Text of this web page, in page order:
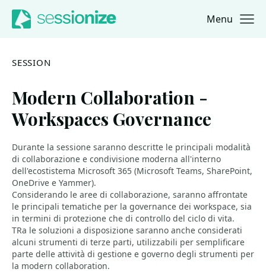
Jump to navigation
Jump to content Menu
SESSION
Modern Collaboration -
Workspaces Governance
Durante la sessione saranno descritte le principali modalità
di collaborazione e condivisione moderna all'interno
dell'ecostistema Microsoft 365 (Microsoft Teams, SharePoint,
OneDrive e Yammer).
Considerando le aree di collaborazione, saranno affrontate
le principali tematiche per la governance dei workspace, sia
in termini di protezione che di controllo del ciclo di vita.
TRa le soluzioni a disposizione saranno anche considerati
alcuni strumenti di terze parti, utilizzabili per semplificare
parte delle attività di gestione e governo degli strumenti per
la modern collaboration.